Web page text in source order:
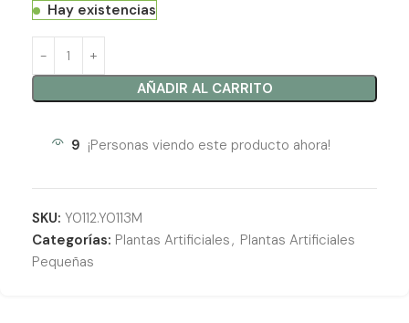
Hay existencias
AÑADIR AL CARRITO
9 ¡Personas viendo este producto ahora!
SKU: Y0112.Y0113M
Categorías: Plantas Artificiales, Plantas Artificiales
Pequeñas